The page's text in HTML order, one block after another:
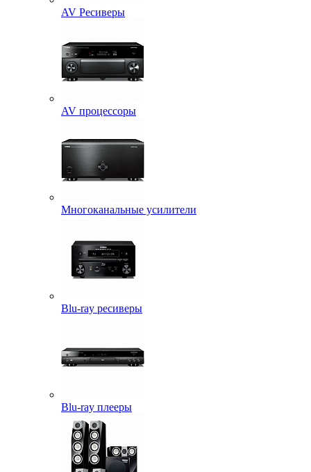
AV Ресиверы
AV процессоры
Многоканальные усилители
Blu-ray ресиверы
Blu-ray плееры